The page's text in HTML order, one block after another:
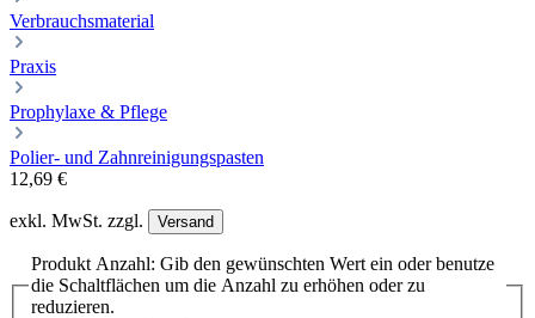
Verbrauchsmaterial
Praxis
Prophylaxe & Pflege
Polier- und Zahnreinigungspasten
12,69 €
exkl. MwSt. zzgl. Versand
Produkt Anzahl: Gib den gewünschten Wert ein oder benutze
die Schaltflächen um die Anzahl zu erhöhen oder zu
reduzieren.